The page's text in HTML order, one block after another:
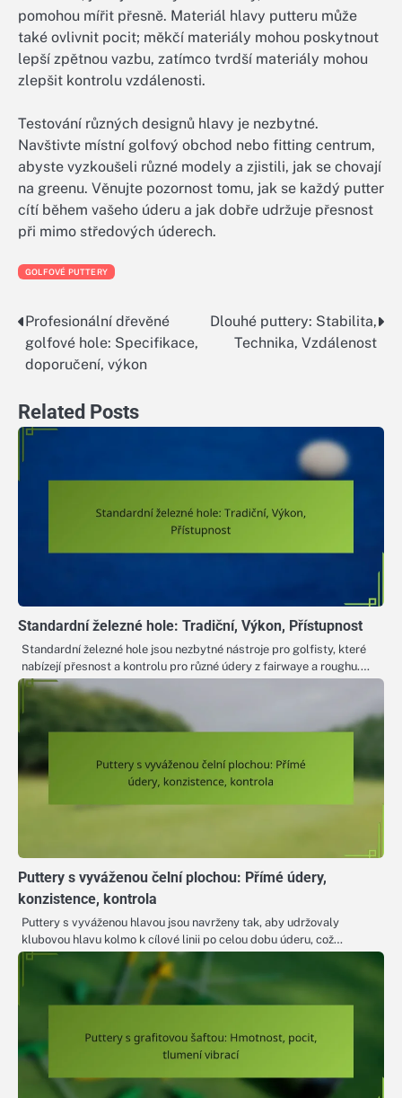
pomohou mířit přesně. Materiál hlavy putteru může
také ovlivnit pocit; měkčí materiály mohou poskytnout
lepší zpětnou vazbu, zatímco tvrdší materiály mohou
zlepšit kontrolu vzdálenosti.
Testování různých designů hlavy je nezbytné.
Navštivte místní golfový obchod nebo fitting centrum,
abyste vyzkoušeli různé modely a zjistili, jak se chovají
na greenu. Věnujte pozornost tomu, jak se každý putter
cítí během vašeho úderu a jak dobře udržuje přesnost
při mimo středových úderech.
GOLFOVÉ PUTTERY
Post
navigation
Profesionální dřevěné
golfové hole: Specifikace,
doporučení, výkon
Dlouhé puttery: Stabilita,
Technika, Vzdálenost
Related Posts
Standardní železné hole: Tradiční, Výkon, Přístupnost
Standardní železné hole jsou nezbytné nástroje pro golfisty, které
nabízejí přesnost a kontrolu pro různé údery z fairwaye a roughu.…
Puttery s vyváženou čelní plochou: Přímé údery,
konzistence, kontrola
Puttery s vyváženou hlavou jsou navrženy tak, aby udržovaly
klubovou hlavu kolmo k cílové linii po celou dobu úderu, což…